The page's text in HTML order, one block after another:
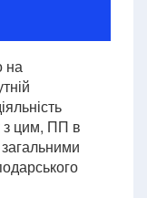
на
з цим, ПП в